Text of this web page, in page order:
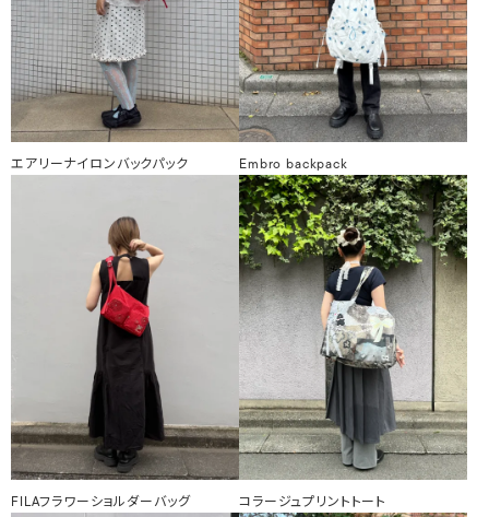
エアリーナイロンバックパック Embro backpack
FILAフラワーショルダーバッグ コラージュプリントトート